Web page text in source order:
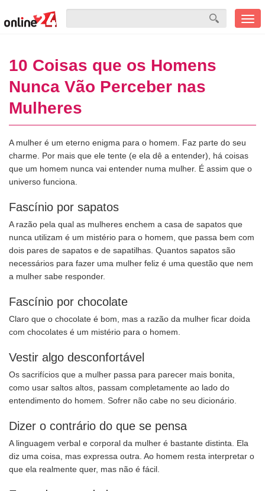
10 Coisas que os Homens
Nunca Vão Perceber nas
Mulheres
A mulher é um eterno enigma para o homem. Faz parte do seu
charme. Por mais que ele tente (e ela dê a entender), há coisas
que um homem nunca vai entender numa mulher. É assim que o
universo funciona.
Fascínio por sapatos
A razão pela qual as mulheres enchem a casa de sapatos que
nunca utilizam é um mistério para o homem, que passa bem com
dois pares de sapatos e de sapatilhas. Quantos sapatos são
necessários para fazer uma mulher feliz é uma questão que nem
a mulher sabe responder.
Fascínio por chocolate
Claro que o chocolate é bom, mas a razão da mulher ficar doida
com chocolates é um mistério para o homem.
Vestir algo desconfortável
Os sacrifícios que a mulher passa para parecer mais bonita,
como usar saltos altos, passam completamente ao lado do
entendimento do homem. Sofrer não cabe no seu dicionário.
Dizer o contrário do que se pensa
A linguagem verbal e corporal da mulher é bastante distinta. Ela
diz uma coisa, mas expressa outra. Ao homem resta interpretar o
que ela realmente quer, mas não é fácil.